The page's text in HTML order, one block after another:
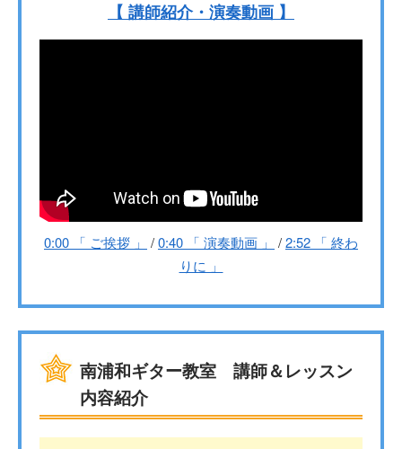
【 講師紹介・演奏動画 】
0:00 「 ご挨拶 」 /0:40 「 演奏動画 」 /2:52 「 終わ
りに 」
南浦和ギター教室 講師＆レッスン
内容紹介